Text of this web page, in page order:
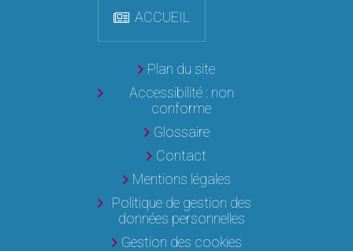
ACCUEIL
Plan du site
Accessibilité : non
conforme
Glossaire
Contact
Mentions légales
Politique de gestion des
données personnelles
Gestion des cookies